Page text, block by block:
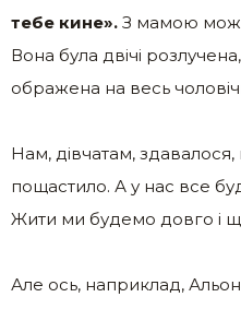
тебе кине». З мамою
Вона була двічі
ображена на весь
Нам, дівчатам,
пощастило. А у нас все
Жити ми будемо довго і
Але ось, наприклад,